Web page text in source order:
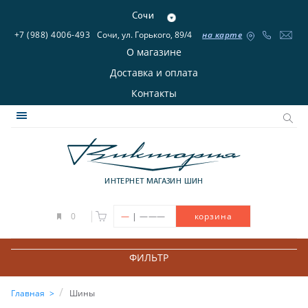
Сочи
+7 (988) 4006-493 Сочи, ул. Горького, 89/4 на карте
О магазине
Доставка и оплата
Контакты
ИНТЕРНЕТ МАГАЗИН ШИН
0 — | ——— корзина
ФИЛЬТР
Главная Шины